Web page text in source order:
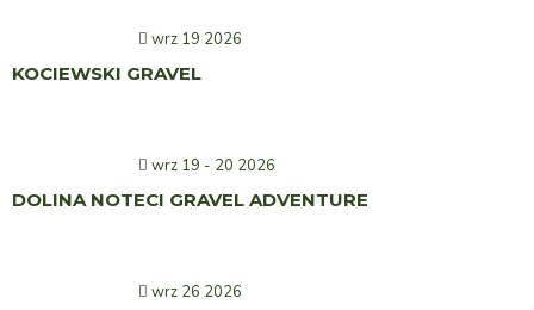
wrz 19 2026
KOCIEWSKI GRAVEL
wrz 19 - 20 2026
DOLINA NOTECI GRAVEL ADVENTURE
wrz 26 2026